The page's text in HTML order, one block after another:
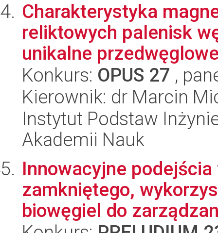
Charakterystyka
reliktowych palenisk
unikalne
Konkurs: OPUS 27 ,
Kierownik: dr Marcin
Instytut Podstaw
Akademii Nauk
Innowacyjne
zamkniętego,
biowęgiel do